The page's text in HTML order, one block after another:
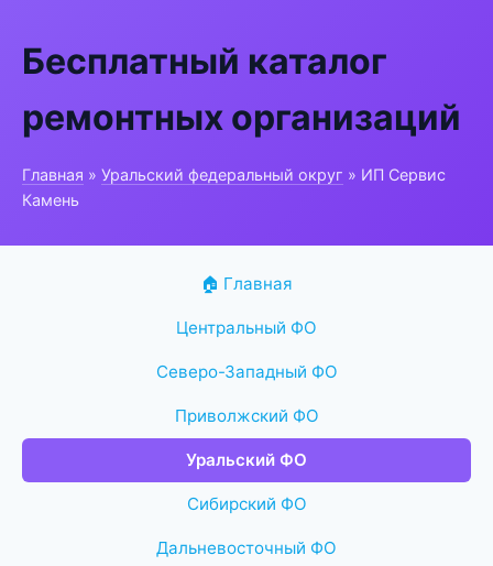
Бесплатный каталог
ремонтных организаций
Главная » Уральский федеральный округ » ИП Сервис
Камень
🏠 Главная
Центральный ФО
Северо-Западный ФО
Приволжский ФО
Уральский ФО
Сибирский ФО
Дальневосточный ФО